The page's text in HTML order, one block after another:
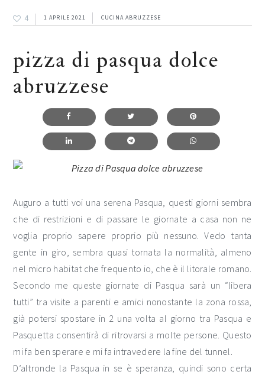
4 1 APRILE 2021 CUCINA ABRUZZESE
pizza di pasqua dolce
abruzzese
Auguro a tutti voi una serena Pasqua, questi giorni sembra
che di restrizioni e di passare le giornate a casa non ne
voglia proprio sapere proprio più nessuno. Vedo tanta
gente in giro, sembra quasi tornata la normalità, almeno
nel micro habitat che frequento io, che è il litorale romano.
Secondo me queste giornate di Pasqua sarà un “libera
tutti” tra visite a parenti e amici nonostante la zona rossa,
già potersi spostare in 2 una volta al giorno tra Pasqua e
Pasquetta consentirà di ritrovarsi a molte persone. Questo
mi fa ben sperare e mi fa intravedere la fine del tunnel.
D’altronde la Pasqua in se è speranza, quindi sono certa